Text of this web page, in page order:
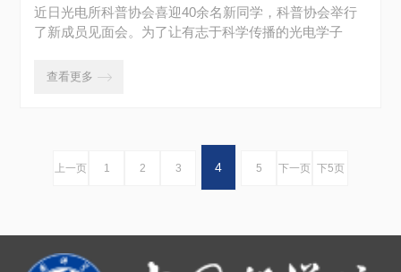
利结束
近日光电所科普协会喜迎40余名新同学，科普协会举行
了新成员见面会。为了让有志于科学传播的光电学子
查看更多 
上一页 1 2 3 4 5 下一页 下5页